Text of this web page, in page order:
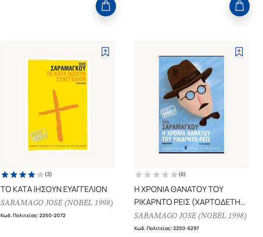
(3)
ΤΟ ΚΑΤΑ ΙΗΣΟΥΝ ΕΥΑΓΓΕΛΙΟΝ
SARAMAGO JOSE (NOBEL 1998)
Κωδ. Πολιτείας:2250-2072
(0)
Η ΧΡΟΝΙΑ ΘΑΝΑΤΟΥ ΤΟΥ
ΡΙΚΑΡΝΤΟ ΡΕΙΣ (ΧΑΡΤΟΔΕΤΗ
ΕΚΔΟΣΗ)
SARAMAGO JOSE (NOBEL 1998)
Κωδ. Πολιτείας:2250-6297